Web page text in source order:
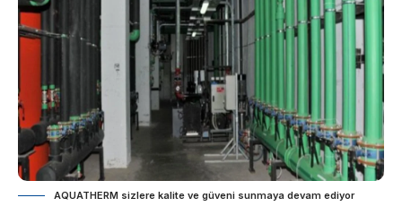
AQUATHERM sizlere kalite ve güveni sunmaya devam ediyor